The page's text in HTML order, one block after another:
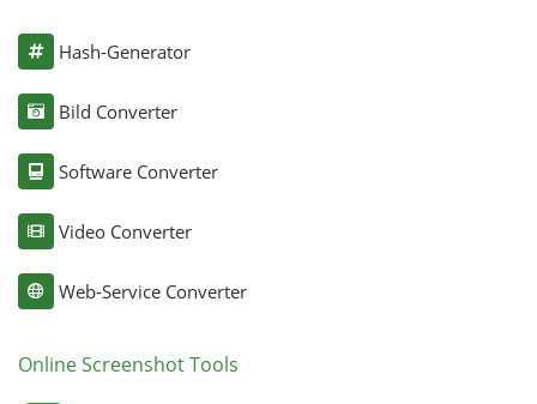
Hash-Generator
Bild Converter
Software Converter
Video Converter
Web-Service Converter
Online Screenshot Tools